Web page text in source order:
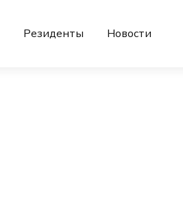
Резиденты Новости